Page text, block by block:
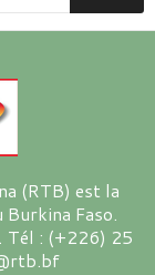
(RTB) est la
Faso.
Tél : (+226) 25